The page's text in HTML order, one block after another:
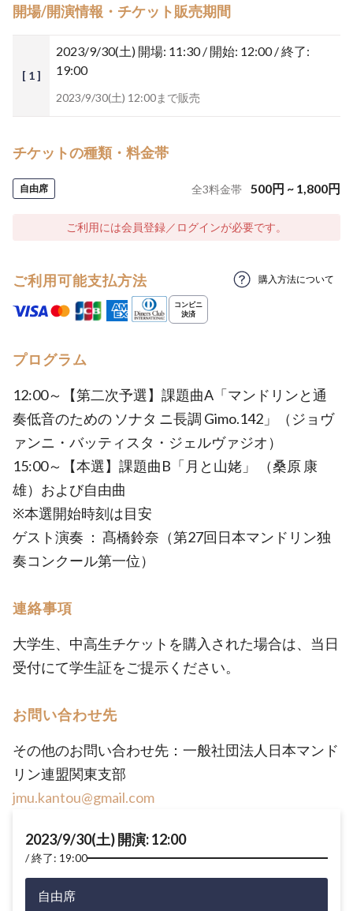
開場/開演情報・チケット販売期間
[ 1 ]
2023/9/30(土) 開場: 11:30 / 開始: 12:00 / 終了:
19:00
2023/9/30(土) 12:00まで販売
チケットの種類・料金帯
自由席 全3料金帯 500円 ~ 1,800円
ご利用には会員登録／ログインが必要です。
ご利用可能支払方法 購入方法について
プログラム
12:00～【第二次予選】課題曲A「マンドリンと通
奏低音のための ソナタ ニ長調 Gimo.142」（ジョヴ
ァンニ・バッティスタ・ジェルヴァジオ）
15:00～【本選】課題曲B「月と山姥」 （桑原 康
雄）および自由曲
※本選開始時刻は目安
ゲスト演奏 ： 髙橋鈴奈（第27回日本マンドリン独
奏コンクール第一位）
連絡事項
大学生、中高生チケットを購入された場合は、当日
受付にて学生証をご提示ください。
お問い合わせ先
その他のお問い合わせ先：一般社団法人日本マンド
リン連盟関東支部
jmu.kantou@gmail.com
2023/9/30(土) 開演: 12:00
終了: 19:00
自由席